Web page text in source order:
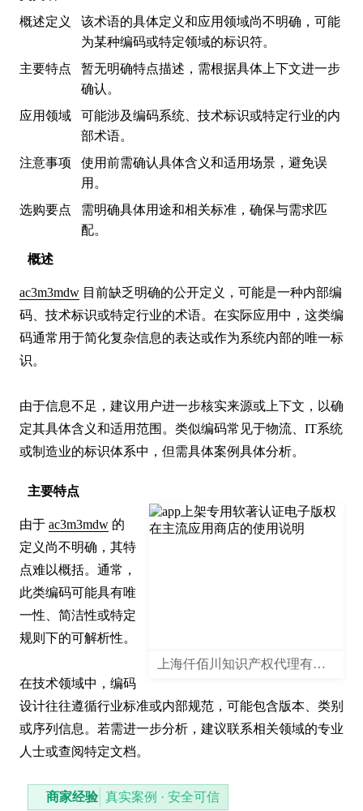
概述
ac3m3mdw 目前缺乏明确的公开定义，可能是一种内部编
码、技术标识或特定行业的术语。在实际应用中，这类编
码通常用于简化复杂信息的表达或作为系统内部的唯一标
识。
由于信息不足，建议用户进一步核实来源或上下文，以确
定其具体含义和适用范围。类似编码常见于物流、IT系统
或制造业的标识体系中，但需具体案例具体分析。
主要特点
上海仟佰川知识产权代理有限公司
由于 ac3m3mdw 的
定义尚不明确，其特
点难以概括。通常，
此类编码可能具有唯
一性、简洁性或特定
规则下的可解析性。
在技术领域中，编码
设计往往遵循行业标准或内部规范，可能包含版本、类别
或序列信息。若需进一步分析，建议联系相关领域的专业
人士或查阅特定文档。
商家经验 真实案例 · 安全可信
概述定义
该术语的具体定义和应用领域尚不明确，可能
为某种编码或特定领域的标识符。
主要特点
暂无明确特点描述，需根据具体上下文进一步
确认。
应用领域
可能涉及编码系统、技术标识或特定行业的内
部术语。
注意事项
使用前需确认具体含义和适用场景，避免误
用。
选购要点
需明确具体用途和相关标准，确保与需求匹
配。